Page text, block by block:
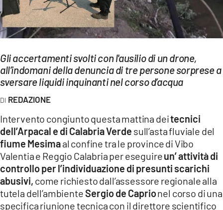
SPORT
Streaming
LAC NETWORK
LaC
Network
LACPLAY.IT
LACTV.IT
LACONAIR.IT
Gli accertamenti svolti con l'ausilio di un drone,
all’indomani della denuncia di tre persone sorprese a
sversare liquidi inquinanti nel corso d’acqua
REDAZIONE
Intervento congiunto questa mattina deitecnici
dell’Arpacal e di Calabria Verde sull’asta fluviale del
fiume Mesimaal confine tra le province di Vibo
Valentia e Reggio Calabria per eseguireun’ attività di
controllo per l’individuazione di presunti scarichi
abusivi, come richiesto dall’assessore regionale alla
tutela dell’ambienteSergio de Caprionel corso di una
specifica riunione tecnica con il direttore scientifico